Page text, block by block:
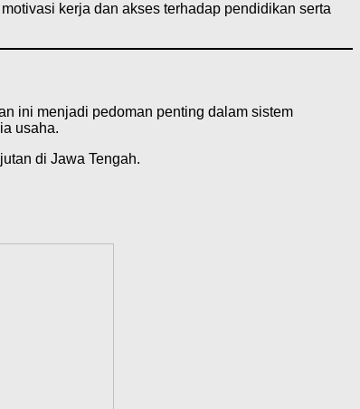
kerja dan akses terhadap pendidikan serta
ini menjadi pedoman penting dalam sistem
usaha.
di Jawa Tengah.